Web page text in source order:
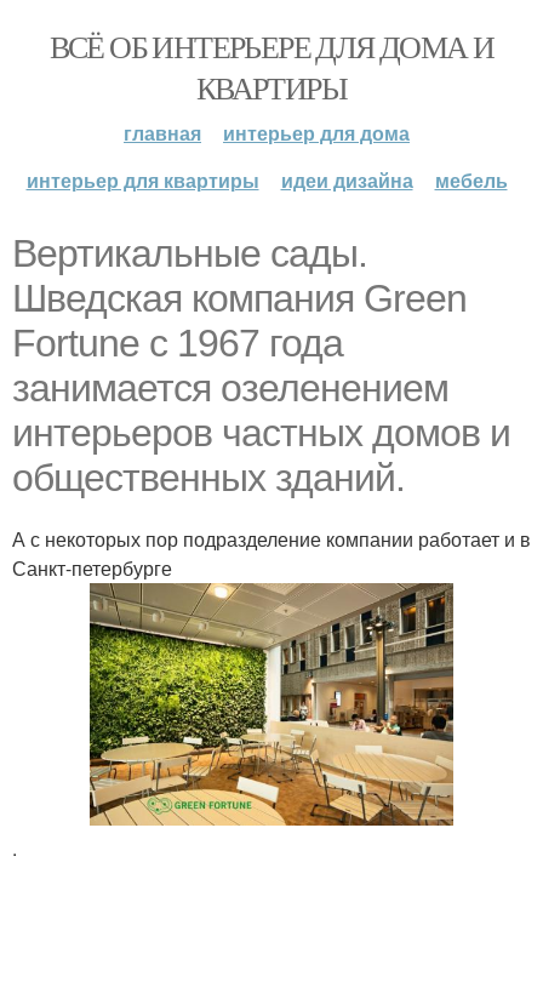
ВСЁ ОБ ИНТЕРЬЕРЕ ДЛЯ ДОМА И
КВАРТИРЫ
главная
интерьер для дома
интерьер для квартиры
идеи дизайна мебель
Вертикальные сады.
Шведская компания Green
Fortune с 1967 года
занимается озеленением
интерьеров частных домов и
общественных зданий.
А с некоторых пор подразделение компании работает и в
Санкт-петербурге
.